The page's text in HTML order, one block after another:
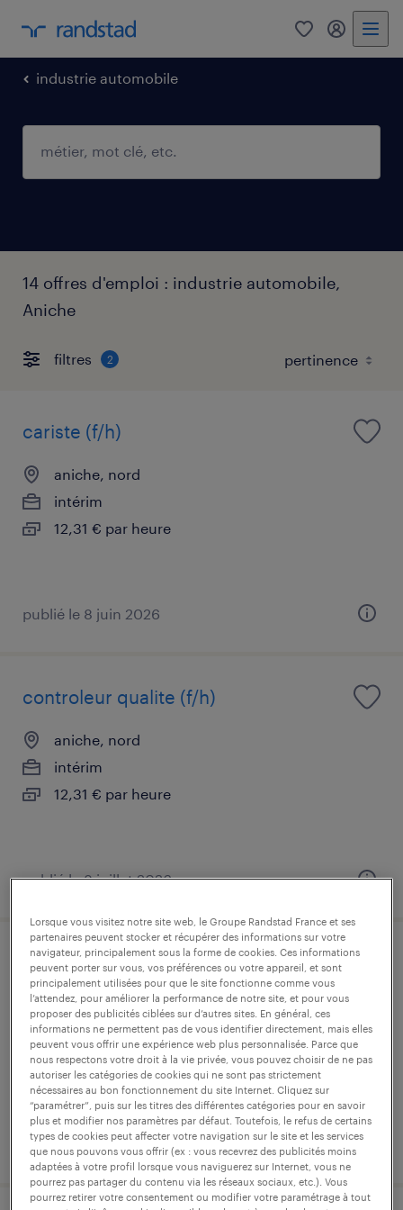
0 mon
industrie automobile
14 offres d'emploi : industrie automobile,
Aniche
filtres 2
cariste (f/h)
aniche, nord
intérim
12,31 € par heure
publié le 8 juin 2026
controleur qualite (f/h)
aniche, nord
intérim
12,31 € par heure
publié le 8 juillet 2026
outilleur (f/h)
aniche, nord
intérim
13,00 € par heure
publié le 20 juillet 2026
Lorsque vous visitez notre site web, le Groupe Randstad France et ses
partenaires peuvent stocker et récupérer des informations sur votre
navigateur, principalement sous la forme de cookies. Ces informations
peuvent porter sur vous, vos préférences ou votre appareil, et sont
principalement utilisées pour que le site fonctionne comme vous
l’attendez, pour améliorer la performance de notre site, et pour vous
proposer des publicités ciblées sur d’autres sites. En général, ces
informations ne permettent pas de vous identifier directement, mais elles
peuvent vous offrir une expérience web plus personnalisée. Parce que
nous respectons votre droit à la vie privée, vous pouvez choisir de ne pas
autoriser les catégories de cookies qui ne sont pas strictement
nécessaires au bon fonctionnement du site Internet. Cliquez sur
“paramétrer”, puis sur les titres des différentes catégories pour en savoir
plus et modifier nos paramètres par défaut. Toutefois, le refus de certains
types de cookies peut affecter votre navigation sur le site et les services
que nous pouvons vous offrir (ex : vous recevrez des publicités moins
adaptées à votre profil lorsque vous naviguerez sur Internet, vous ne
pourrez pas partager du contenu via les réseaux sociaux, etc.). Vous
pourrez retirer votre consentement ou modifier votre paramétrage à tout